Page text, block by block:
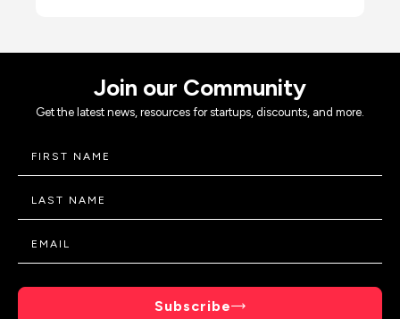
Join our Community
Get the latest news, resources for startups, discounts, and more.
Subscribe